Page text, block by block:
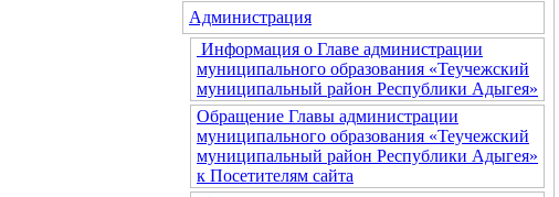
Администрация
Информация о Главе администрации
муниципального образования «Теучежский
муниципальный район Республики Адыгея»
Обращение Главы администрации
муниципального образования «Теучежский
муниципальный район Республики Адыгея»
к Посетителям сайта